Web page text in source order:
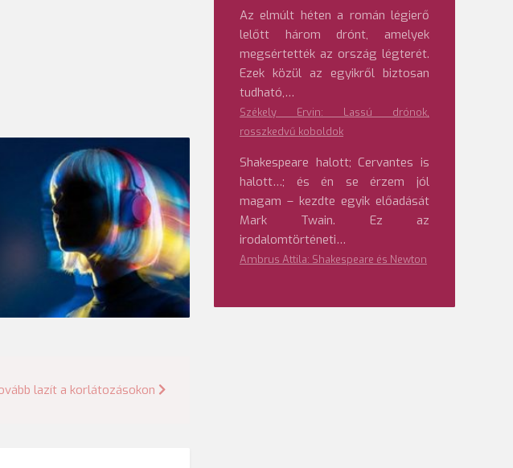
lazít a korlátozásokon
Az elmúlt héten a román légierő
lelőtt három drónt, amelyek
megsértették az ország légterét.
Ezek közül az egyikről biztosan
tudható,…
Székely Ervin: Lassú drónok,
rosszkedvű koboldok
Shakespeare halott; Cervantes is
halott…; és én se érzem jól
magam – kezdte egyik előadását
Mark Twain. Ez az
irodalomtörténeti…
Ambrus Attila: Shakespeare és Newton